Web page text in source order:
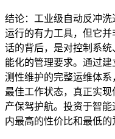
结论：工业级自动反冲
运行的有力工具，但它并
话的背后，是对控制系
能化的管理要求。通过
测性维护的完整运维体
最佳工作状态，真正实
产保驾护航。投资于智
内最高的性价比和最低的